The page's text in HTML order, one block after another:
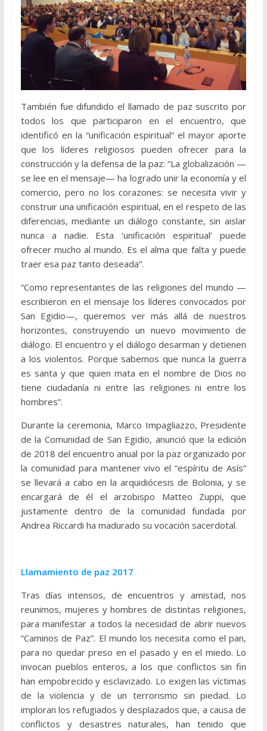
También fue difundido el llamado de paz suscrito por
todos los que participaron en el encuentro, que
identificó en la “unificación espiritual” el mayor aporte
que los líderes religiosos pueden ofrecer para la
construcción y la defensa de la paz: “La globalización —
se lee en el mensaje— ha logrado unir la economía y el
comercio, pero no los corazones: se necesita vivir y
construir una unificación espiritual, en el respeto de las
diferencias, mediante un diálogo constante, sin aislar
nunca a nadie. Esta ‘unificación espiritual’ puede
ofrecer mucho al mundo. Es el alma que falta y puede
traer esa paz tanto deseada”.
“Como representantes de las religiones del mundo —
escribieron en el mensaje los líderes convocados por
San Egidio—, queremos ver más allá de nuestros
horizontes, construyendo un nuevo movimiento de
diálogo. El encuentro y el diálogo desarman y detienen
a los violentos. Porque sabemos que nunca la guerra
es santa y que quien mata en el nombre de Dios no
tiene ciudadanía ni entre las religiones ni entre los
hombres”.
Durante la ceremonia, Marco Impagliazzo, Presidente
de la Comunidad de San Egidio, anunció que la edición
de 2018 del encuentro anual por la paz organizado por
la comunidad para mantener vivo el “espíritu de Asís”
se llevará a cabo en la arquidiócesis de Bolonia, y se
encargará de él el arzobispo Matteo Zuppi, que
justamente dentro de la comunidad fundada por
Andrea Riccardi ha madurado su vocación sacerdotal.
Llamamiento de paz 2017
Tras días intensos, de encuentros y amistad, nos
reunimos, mujeres y hombres de distintas religiones,
para manifestar a todos la necesidad de abrir nuevos
“Caminos de Paz”. El mundo los necesita como el pan,
para no quedar preso en el pasado y en el miedo. Lo
invocan pueblos enteros, a los que conflictos sin fin
han empobrecido y esclavizado. Lo exigen las víctimas
de la violencia y de un terrorismo sin piedad. Lo
imploran los refugiados y desplazados que, a causa de
conflictos y desastres naturales, han tenido que